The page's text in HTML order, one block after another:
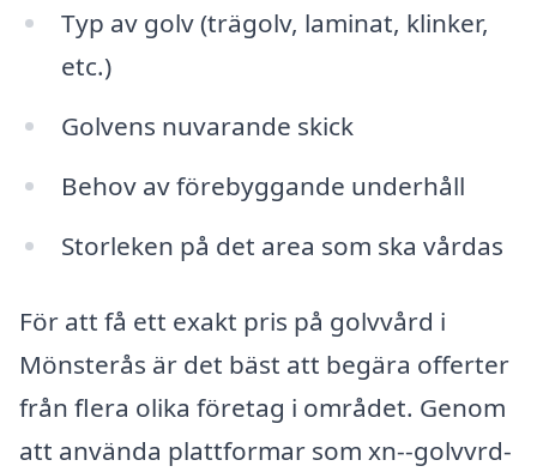
Typ av golv (trägolv, laminat, klinker,
etc.)
Golvens nuvarande skick
Behov av förebyggande underhåll
Storleken på det area som ska vårdas
För att få ett exakt pris på golvvård i
Mönsterås är det bäst att begära offerter
från flera olika företag i området. Genom
att använda plattformar som xn--golvvrd-